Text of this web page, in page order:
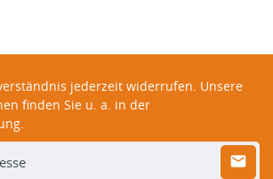
jederzeit widerrufen. Unsere
finden Sie u. a. in der